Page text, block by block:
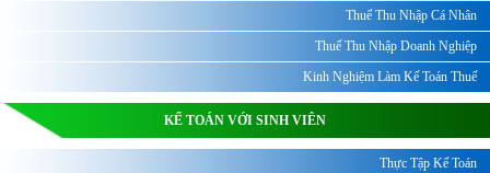
Thuế Thu Nhập Cá Nhân
Thuế Thu Nhập Doanh Nghiệp
Kinh Nghiệm Làm Kế Toán Thuế
KẾ TOÁN VỚI SINH VIÊN
Thực Tập Kế Toán